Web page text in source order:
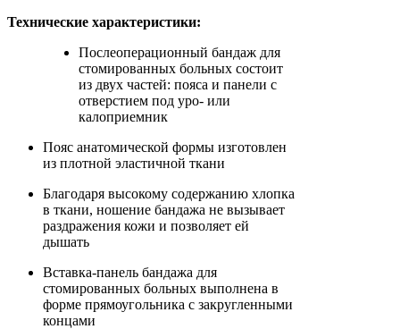
Технические характеристики:
Послеоперационный бандаж для
стомированных больных состоит
из двух частей: пояса и панели с
отверстием под уро- или
калоприемник
Пояс анатомической формы изготовлен
из плотной эластичной ткани
Благодаря высокому содержанию хлопка
в ткани, ношение бандажа не вызывает
раздражения кожи и позволяет ей
дышать
Вставка-панель бандажа для
стомированных больных выполнена в
форме прямоугольника с закругленными
концами